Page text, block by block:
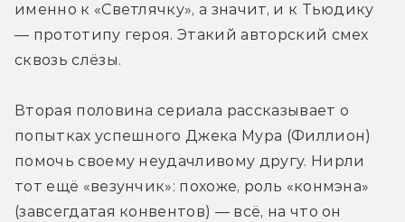
именно к «Светлячку», а значит, и к Тьюдику
— прототипу героя. Этакий авторский смех
сквозь слёзы.
Вторая половина сериала рассказывает о
попытках успешного Джека Мура (Филлион)
помочь своему неудачливому другу. Нирли
тот ещё «везунчик»: похоже, роль «конмэна»
(завсегдатая конвентов) — всё, на что он